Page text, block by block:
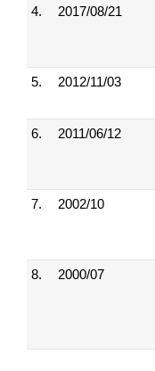
4. 2017/08/21
5. 2012/11/03
6. 2011/06/12
7. 2002/10
8. 2000/07